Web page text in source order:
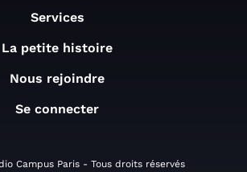
Services
La petite histoire
Nous rejoindre
Se connecter
Campus Paris - Tous droits réservés